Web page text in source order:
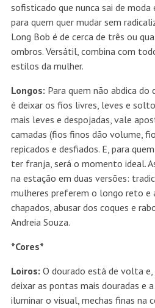
sofisticado que nunca sai de
para quem quer mudar sem
Long Bob é de cerca de três ou
ombros. Versátil, combina com
estilos da mulher.
Longos: Para quem não abdica
é deixar os fios livres, leves e
mais leves e despojadas, vale
camadas (fios finos dão volume,
repicados e desfiados. E, para
ter franja, será o momento ideal.
na estação em duas versões:
mulheres preferem o longo reto e
chapados, abusar dos coques e
Andreia Souza.
*Cores*
Loiros: O dourado está de volta e,
deixar as pontas mais douradas e
iluminar o visual, mechas finas na